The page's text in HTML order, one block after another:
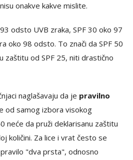
onakve kakve mislite.
odsto UVB zraka, SPF 30 oko 97
oko 98 odsto. To znači da SPF 50
zaštitu od SPF 25, niti drastično
naglašavaju da je pravilno
od samog izbora visokog
neće da pruži deklarisanu zaštitu
količini. Za lice i vrat često se
"dva prsta", odnosno